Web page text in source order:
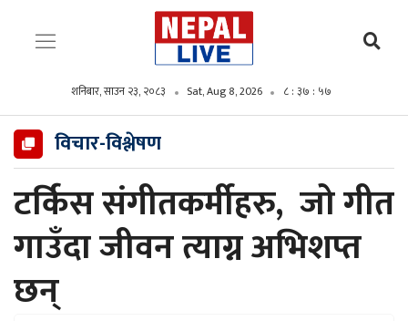
शनिबार, साउन २३, २०८३ Sat, Aug 8, 2026 ८ : ३७ : ५९
विचार-विश्लेषण
टर्किस संगीतकर्मीहरु, जो गीत
गाउँदा जीवन त्याग्न अभिशप्त
छन्